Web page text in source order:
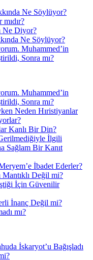
Ne Söylüyor?
Ne Diyor?
Ne Söylüyor?
Muhammed’in
Sonra mı?
Muhammed’in
Sonra mı?
Neden Hıristiyanlar
Kanlı Bir Din?
Gerilmediğiyle İlgili
Sağlam Bir Kanıt
İbadet Ederler?
Mantıklı Değil mi?
İçin Güvenilir
İnanç Değil mi?
mı?
İskaryot’u Bağışladı